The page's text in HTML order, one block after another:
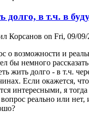
долго, в т.ч. в
Корсанов on Fri, 09/
о возможности и
бы немного
жить долго - в т.ч.
Если окажется,
интересными, я
реально или нет,